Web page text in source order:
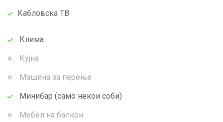
Кабловска ТВ
Клима
Кујна
Машина за перење
Минибар (само некои соби)
Мебел на балкон